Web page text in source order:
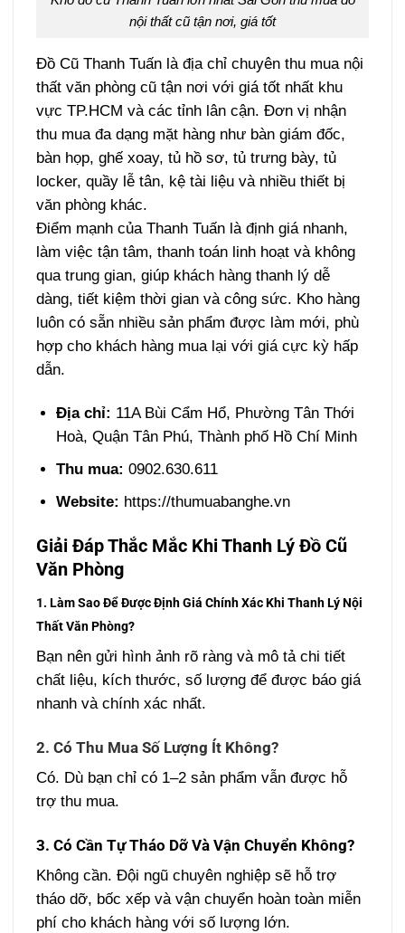
nội thất cũ tận nơi, giá tốt
Đồ Cũ Thanh Tuấn là địa chỉ chuyên thu mua nội
thất văn phòng cũ tận nơi với giá tốt nhất khu
vực TP.HCM và các tỉnh lân cận. Đơn vị nhận
thu mua đa dạng mặt hàng như bàn giám đốc,
bàn họp, ghế xoay, tủ hồ sơ, tủ trưng bày, tủ
locker, quầy lễ tân, kệ tài liệu và nhiều thiết bị
văn phòng khác.
Điểm mạnh của Thanh Tuấn là định giá nhanh,
làm việc tận tâm, thanh toán linh hoạt và không
qua trung gian, giúp khách hàng thanh lý dễ
dàng, tiết kiệm thời gian và công sức. Kho hàng
luôn có sẵn nhiều sản phẩm được làm mới, phù
hợp cho khách hàng mua lại với giá cực kỳ hấp
dẫn.
Địa chỉ: 11A Bùi Cẩm Hổ, Phường Tân Thới
Hoà, Quận Tân Phú, Thành phố Hồ Chí Minh
Thu mua: 0902.630.611
Website: https://thumuabanghe.vn
Giải Đáp Thắc Mắc Khi Thanh Lý Đồ Cũ
Văn Phòng
1. Làm Sao Để Được Định Giá Chính Xác Khi Thanh Lý Nội
Thất Văn Phòng?
Bạn nên gửi hình ảnh rõ ràng và mô tả chi tiết
chất liệu, kích thước, số lượng để được báo giá
nhanh và chính xác nhất.
2. Có Thu Mua Số Lượng Ít Không?
Có. Dù bạn chỉ có 1–2 sản phẩm vẫn được hỗ
trợ thu mua.
3. Có Cần Tự Tháo Dỡ Và Vận Chuyển Không?
Không cần. Đội ngũ chuyên nghiệp sẽ hỗ trợ
tháo dỡ, bốc xếp và vận chuyển hoàn toàn miễn
phí cho khách hàng với số lượng lớn.